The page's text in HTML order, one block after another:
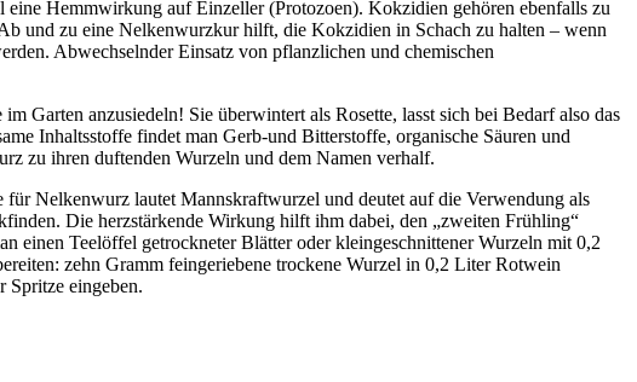
Hemmwirkung auf Einzeller (Protozoen). Kokzidien gehören ebenfalls zu
und zu eine Nelkenwurzkur hilft, die Kokzidien in Schach zu halten – wenn
Abwechselnder Einsatz von pflanzlichen und chemischen
Garten anzusiedeln! Sie überwintert als Rosette, lasst sich bei Bedarf also das
Inhaltsstoffe findet man Gerb-und Bitterstoffe, organische Säuren und
zu ihren duftenden Wurzeln und dem Namen verhalf.
Nelkenwurz lautet Mannskraftwurzel und deutet auf die Verwendung als
Die herzstärkende Wirkung hilft ihm dabei, den „zweiten Frühling“
einen Teelöffel getrockneter Blätter oder kleingeschnittener Wurzeln mit 0,2
zehn Gramm feingeriebene trockene Wurzel in 0,2 Liter Rotwein
Spritze eingeben.